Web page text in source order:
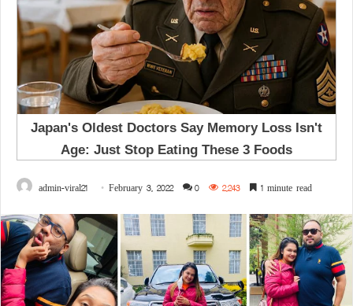
admin-viral21 February 3, 2022 0 2,243 1 minute read